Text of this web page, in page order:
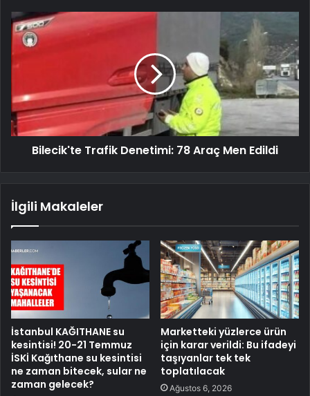
Bilecik'te Trafik Denetimi: 78 Araç Men Edildi
İlgili Makaleler
İstanbul KAĞITHANE su
kesintisi! 20-21 Temmuz
İSKİ Kağıthane su kesintisi
ne zaman bitecek, sular ne
zaman gelecek?
Marketteki yüzlerce ürün
için karar verildi: Bu ifadeyi
taşıyanlar tek tek
toplatılacak
Ağustos 6, 2026